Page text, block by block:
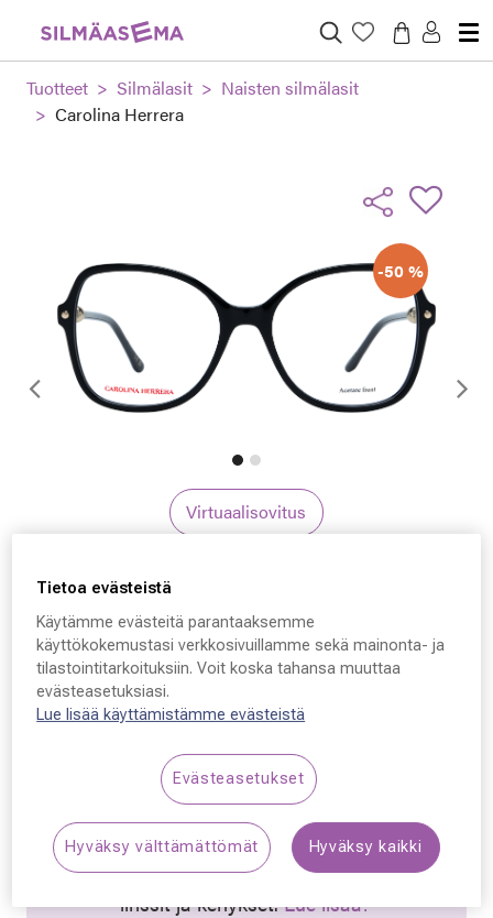
Tuotteet Silmälasit
Naisten silmälasit
Carolina Herrera
-50 %
Edellinen
Virtuaalisovitus
Carolina Herrera
Carolina Herrera HER
0320, 807 54 - 17 - 140
149,50 €
Hinta alennettuAlennettu hinta
Alin hinta 30 päivän aikana ennen alennusta: 299,00 €
Synttäriale! Kaikki silmälasit –50 % sisältäen
linssit ja kehykset.Lue lisää!
Tietoa evästeistä
Käytämme evästeitä parantaaksemme
käyttökokemustasi verkkosivuillamme sekä mainonta- ja
tilastointitarkoituksiin. Voit koska tahansa muuttaa
evästeasetuksiasi.
Lue lisää käyttämistämme evästeistä
Evästeasetukset
Hyväksy välttämättömät Hyväksy kaikki